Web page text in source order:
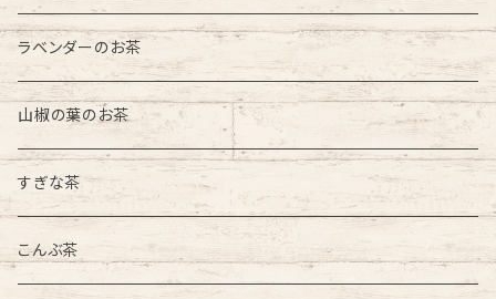
ラベンダーのお茶
山椒の葉のお茶
すぎな茶
こんぶ茶